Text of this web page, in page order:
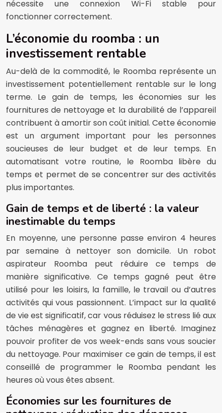
nécessite une connexion Wi-Fi stable pour
fonctionner correctement.
L’économie du roomba : un
investissement rentable
Au-delà de la commodité, le Roomba représente un
investissement potentiellement rentable sur le long
terme. Le gain de temps, les économies sur les
fournitures de nettoyage et la durabilité de l’appareil
contribuent à amortir son coût initial. Cette économie
est un argument important pour les personnes
soucieuses de leur budget et de leur temps. En
automatisant votre routine, le Roomba libère du
temps et permet de se concentrer sur des activités
plus importantes.
Gain de temps et de liberté : la valeur
inestimable du temps
En moyenne, une personne passe environ 4 heures
par semaine à nettoyer son domicile. Un robot
aspirateur Roomba peut réduire ce temps de
manière significative. Ce temps gagné peut être
utilisé pour les loisirs, la famille, le travail ou d’autres
activités qui vous passionnent. L’impact sur la qualité
de vie est significatif, car vous réduisez le stress lié aux
tâches ménagères et gagnez en liberté. Imaginez
pouvoir profiter de vos week-ends sans vous soucier
du nettoyage. Pour maximiser ce gain de temps, il est
conseillé de programmer le Roomba pendant les
heures où vous êtes absent.
Économies sur les fournitures de